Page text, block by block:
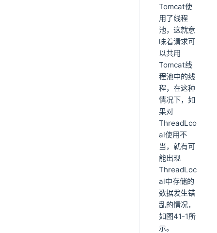
Tomcat使
用了线程
池，这就意
味着请求可
以共用
Tomcat线
程池中的线
程，在这种
情况下，如
果对
ThreadLco
al使用不
当，就有可
能出现
ThreadLoc
al中存储的
数据发生错
乱的情况，
如图41-1所
示。